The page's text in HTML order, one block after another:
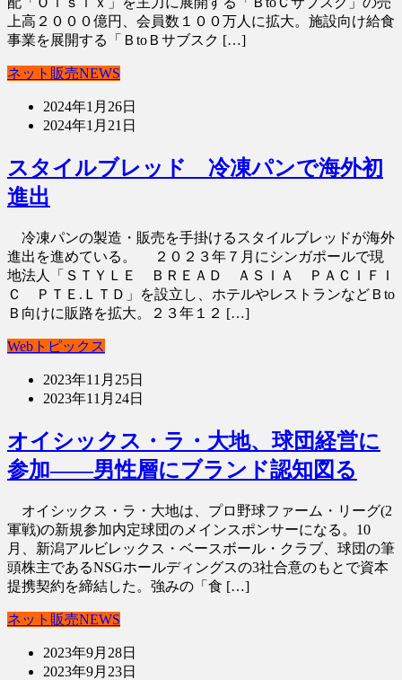
上高２０００億円、会員数１００万人に拡大。施設向け給食
事業を展開する「ＢtoＢサブスク […]
ネット販売NEWS
2024年1月26日
2024年1月21日
スタイルブレッド 冷凍パンで海外初
進出
冷凍パンの製造・販売を手掛けるスタイルブレッドが海外
進出を進めている。 ２０２３年７月にシンガポールで現
地法人「ＳＴＹＬＥ ＢＲＥＡＤ ＡＳＩＡ ＰＡＣＩＦＩ
Ｃ ＰＴＥ.ＬＴＤ」を設立し、ホテルやレストランなどＢto
Ｂ向けに販路を拡大。２３年１２ […]
Webトピックス
2023年11月25日
2023年11月24日
オイシックス・ラ・大地、球団経営に
参加――男性層にブランド認知図る
オイシックス・ラ・大地は、プロ野球ファーム・リーグ(2
軍戦)の新規参加内定球団のメインスポンサーになる。10
月、新潟アルビレックス・ベースボール・クラブ、球団の筆
頭株主であるNSGホールディングスの3社合意のもとで資本
提携契約を締結した。強みの「食 […]
ネット販売NEWS
2023年9月28日
2023年9月23日